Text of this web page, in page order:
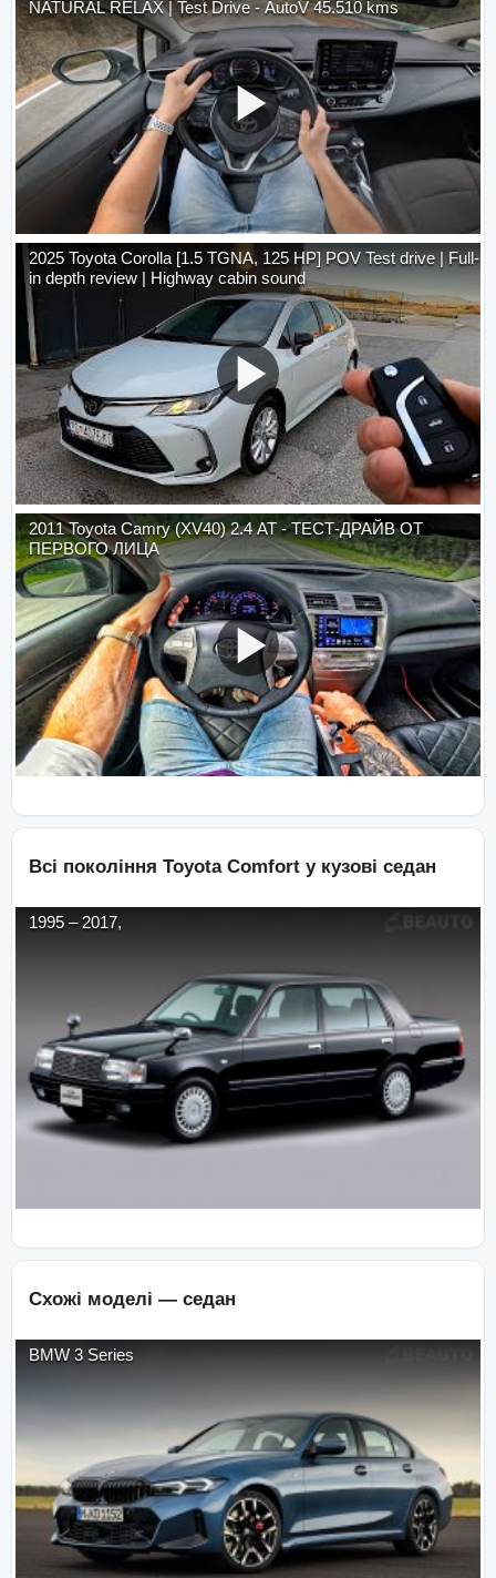
NATURAL RELAX | Test Drive - AutoV 45.510 kms
2025 Toyota Corolla [1.5 TGNA, 125 HP] POV Test drive | Full-
in depth review | Highway cabin sound
2011 Toyota Camry (XV40) 2.4 AT - ТЕСТ-ДРАЙВ ОТ
ПЕРВОГО ЛИЦА
Всі покоління Toyota Comfort у кузові седан
1995 – 2017,
Схожі моделі — седан
BMW 3 Series